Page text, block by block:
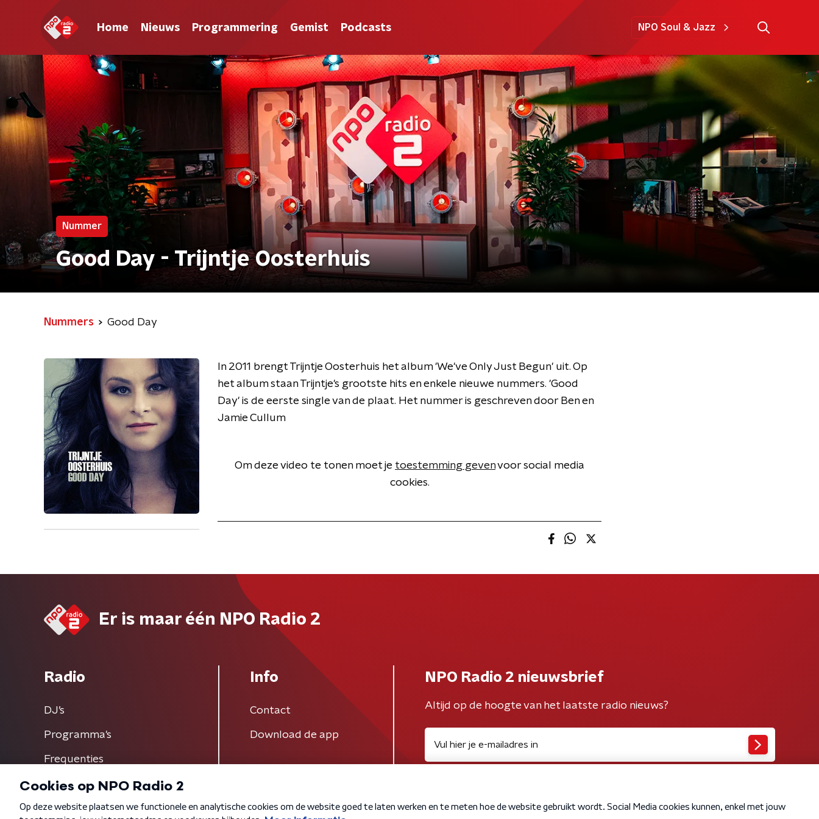
Home Nieuws Programmering Gemist Podcasts NPO Soul & Jazz
Nummer
Good Day - Trijntje Oosterhuis
Nummers Good Day
In 2011 brengt Trijntje Oosterhuis het album 'We've Only Just Begun' uit. Op
het album staan Trijntje's grootste hits en enkele nieuwe nummers. 'Good
Day' is de eerste single van de plaat. Het nummer is geschreven door Ben en
Jamie Cullum
Om deze video te tonen moet je toestemming gevenvoor social media
cookies.
Er is maar één NPO Radio 2
Radio
DJ’s
Programma's
Frequenties
Info
Contact
Download de app
NPO Radio 2 nieuwsbrief
Altijd op de hoogte van het laatste radio nieuws?